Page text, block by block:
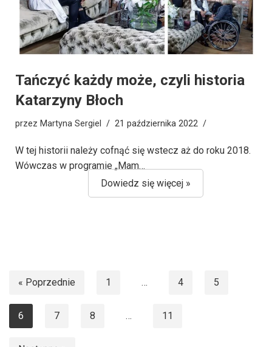
Tańczyć każdy może, czyli historia
Katarzyny Błoch
przez Martyna Sergiel 21 października 2022
W tej historii należy cofnąć się wstecz aż do roku 2018.
Wówczas w programie „Mam…
Dowiedz się więcej »
« Poprzednie 1 … 4 5
6 7 8 … 11